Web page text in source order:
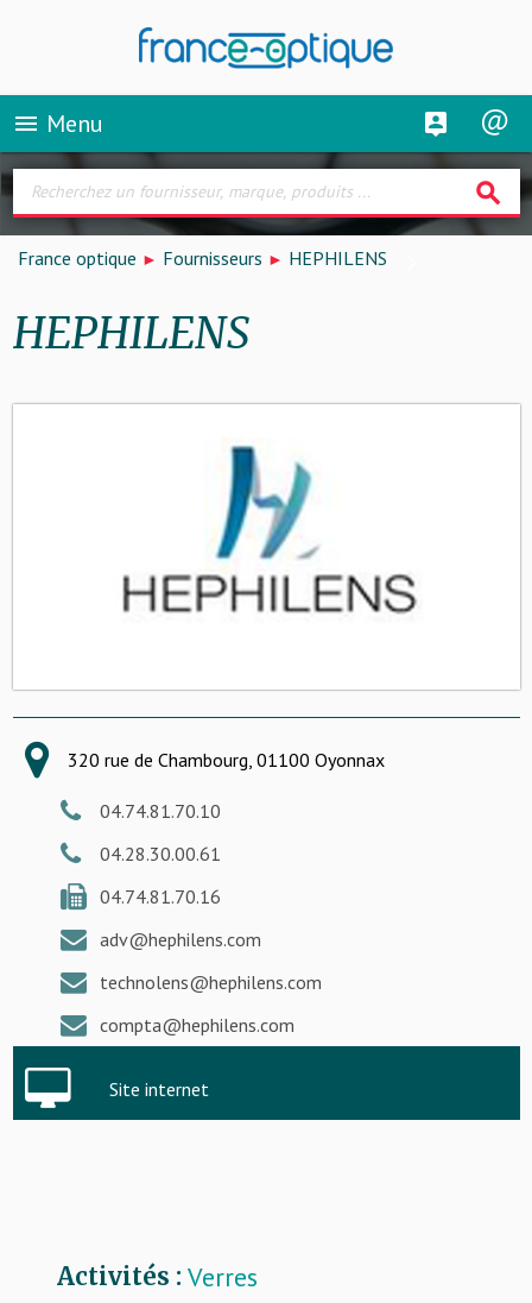
menu Menu
search
France optique Fournisseurs HEPHILENS
HEPHILENS
320 rue de Chambourg, 01100 Oyonnax
04.74.81.70.10
04.28.30.00.61
04.74.81.70.16
adv@hephilens.com
technolens@hephilens.com
compta@hephilens.com
Site internet
Activités : Verres